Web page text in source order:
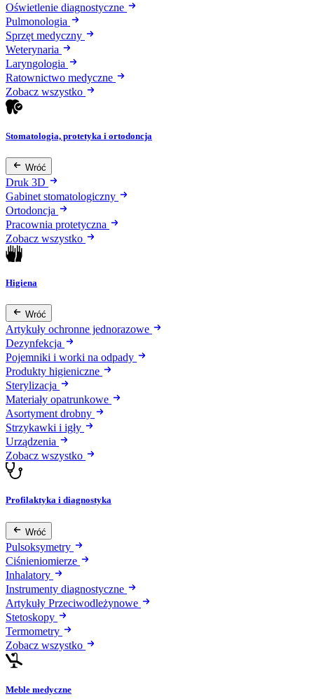
Oświetlenie diagnostyczne
Pulmonologia
Sprzęt medyczny
Weterynaria
Laryngologia
Ratownictwo medyczne
Zobacz wszystko
Stomatologia, protetyka i ortodoncja
Wróć
Druk 3D
Gabinet stomatologiczny
Ortodoncja
Pracownia protetyczna
Zobacz wszystko
Higiena
Wróć
Artykuły ochronne jednorazowe
Dezynfekcja
Pojemniki i worki na odpady
Produkty higieniczne
Sterylizacja
Materiały opatrunkowe
Asortyment drobny
Strzykawki i igły
Urządzenia
Zobacz wszystko
Profilaktyka i diagnostyka
Wróć
Pulsoksymetry
Ciśnieniomierze
Inhalatory
Instrumenty diagnostyczne
Artykuły Przeciwodleżynowe
Stetoskopy
Termometry
Zobacz wszystko
Meble medyczne